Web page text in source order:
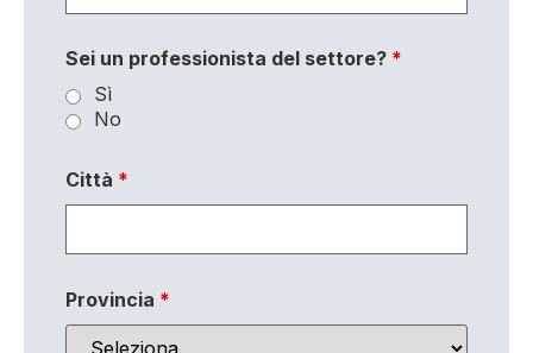
Sei un professionista del settore? *
Sì
No
Città *
Provincia *